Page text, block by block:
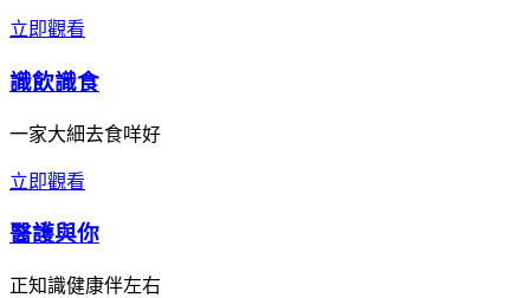
立即觀看
識飲識食
一家大細去食咩好
立即觀看
醫護與你
正知識健康伴左右